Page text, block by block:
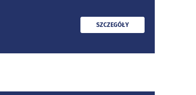
PRZECZYTAJ
SZCZEGÓŁY